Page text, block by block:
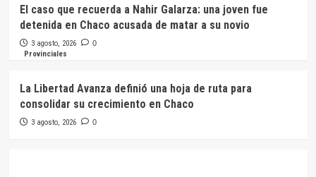
El caso que recuerda a Nahir Galarza: una joven fue
detenida en Chaco acusada de matar a su novio
3 agosto, 2026 0
Provinciales
La Libertad Avanza definió una hoja de ruta para
consolidar su crecimiento en Chaco
3 agosto, 2026 0